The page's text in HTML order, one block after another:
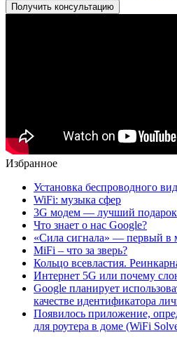
Получить консультацию
Избранное
Установка беспроводного
WiFi: музыка сфер
3G модем — лучший подарок
Что знает о нас Google?
«Сила сигнала» — первый в
MiFi – что за зверь?
Кольцо всевластия.
Интернет 5G или почему
Google планирует
качестве идентификатора
Появилось приложение,
для роутера в доме (WiFi